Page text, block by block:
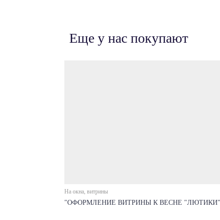
Еще у нас покупают
На окна, витрины
"ОФОРМЛЕНИЕ ВИТРИНЫ К ВЕСНЕ